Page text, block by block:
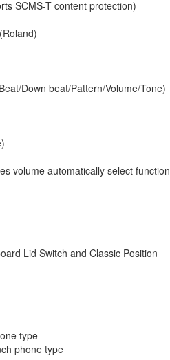
SCMS-T content protection)
Down beat/Pattern/Volume/Tone)
volume automatically select function
Lid Switch and Classic Position
type
phone type